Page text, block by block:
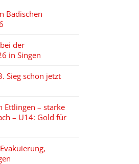
Badischen
der
in Singen
Sieg schon jetzt
Ettlingen – starke
– U14: Gold für